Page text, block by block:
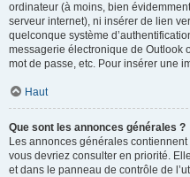
ordinateur (à moins, bien
serveur internet), ni insérer de lien
quelconque système
messagerie électronique de Outlook
mot de passe, etc. Pour insérer une
Haut
Que sont les annonces générales ?
Les annonces générales
vous devriez consulter en priorité.
et dans le panneau de contrôle de